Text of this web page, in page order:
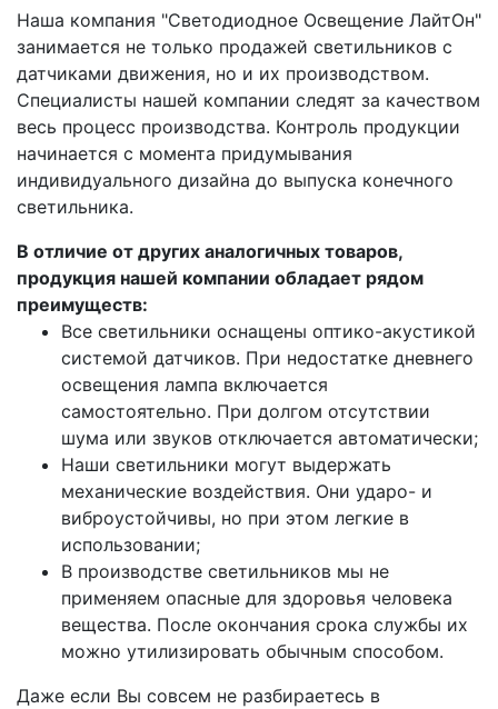
Наша компания "Светодиодное Освещение ЛайтОн"
занимается не только продажей светильников с
датчиками движения, но и их производством.
Специалисты нашей компании следят за качеством
весь процесс производства. Контроль продукции
начинается с момента придумывания
индивидуального дизайна до выпуска конечного
светильника.
В отличие от других аналогичных товаров,
продукция нашей компании обладает рядом
преимуществ:
Все светильники оснащены оптико-акустикой
системой датчиков. При недостатке дневнего
освещения лампа включается
самостоятельно. При долгом отсутствии
шума или звуков отключается автоматически;
Наши светильники могут выдержать
механические воздействия. Они ударо- и
виброустойчивы, но при этом легкие в
использовании;
В производстве светильников мы не
применяем опасные для здоровья человека
вещества. После окончания срока службы их
можно утилизировать обычным способом.
Даже если Вы совсем не разбираетесь в